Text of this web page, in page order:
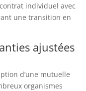
individuel avec
une transition en
ajustées
d’une mutuelle
organismes